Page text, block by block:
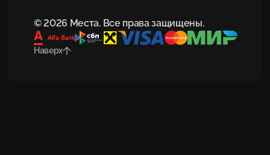
© 2026 Места. Все права защищены.
Наверх